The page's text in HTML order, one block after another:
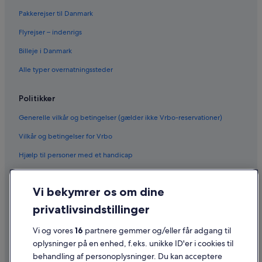
Hoteller i Kubang Semang
Tune Hotels i Mak Mandin
Moteller i Permatang Pauh
Hoteller i Taman Century
Pakkerejser til Danmark
Flyrejser – indenrigs
Billeje i Danmark
Alle typer overnatningssteder
Politikker
Generelle vilkår og betingelser (gælder ikke Vrbo-reservationer)
Vilkår og betingelser for Vrbo
Hjælp til personer med et handicap
Cookies
Generelle vilkår for brug
Juridiske oplysninger/Kontakt os
Retningslinjer for indhold og indberetning af indhold
Vi bekymrer os om dine
privatlivsindstillinger
Vi og vores16 partnere gemmer og/eller får adgang til
oplysninger på en enhed, f.eks. unikke ID'er i cookies til
behandling af personoplysninger. Du kan acceptere